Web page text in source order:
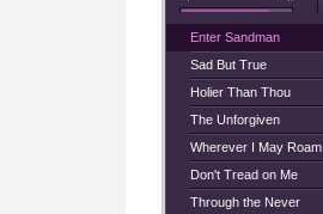
Enter Sandman
Sad But True
Holier Than Thou
The Unforgiven
Wherever I May Roam
Don't Tread on Me
Through the Never